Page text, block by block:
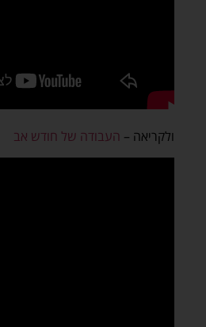
ולקריאה – העבודה של חודש אב